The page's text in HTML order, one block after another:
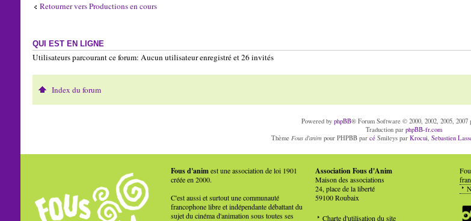
Retourner vers Productions en cours
QUI EST EN LIGNE
Utilisateurs parcourant ce forum: Aucun utilisateur enregistré et 26 invités
Index du forum
Powered by phpBB® Forum Software © 2000, 2002, 2005, 2007
Traduction parphpBB-fr.com
ThèmeFous d'anim pour PHPBB parcé Smileys parKrocui,Sebastien
Fous d'animest une association de loi 1901
créée en 2000.
C'est aussi et surtout une communauté
francophone libre et indépendante débattant du
sujet du cinéma d'animation sous toutes ses
Association Fous d'Anim
Maison des associations
24, place de la liberté
59100 Roubaix
Charte d'utilisation du site